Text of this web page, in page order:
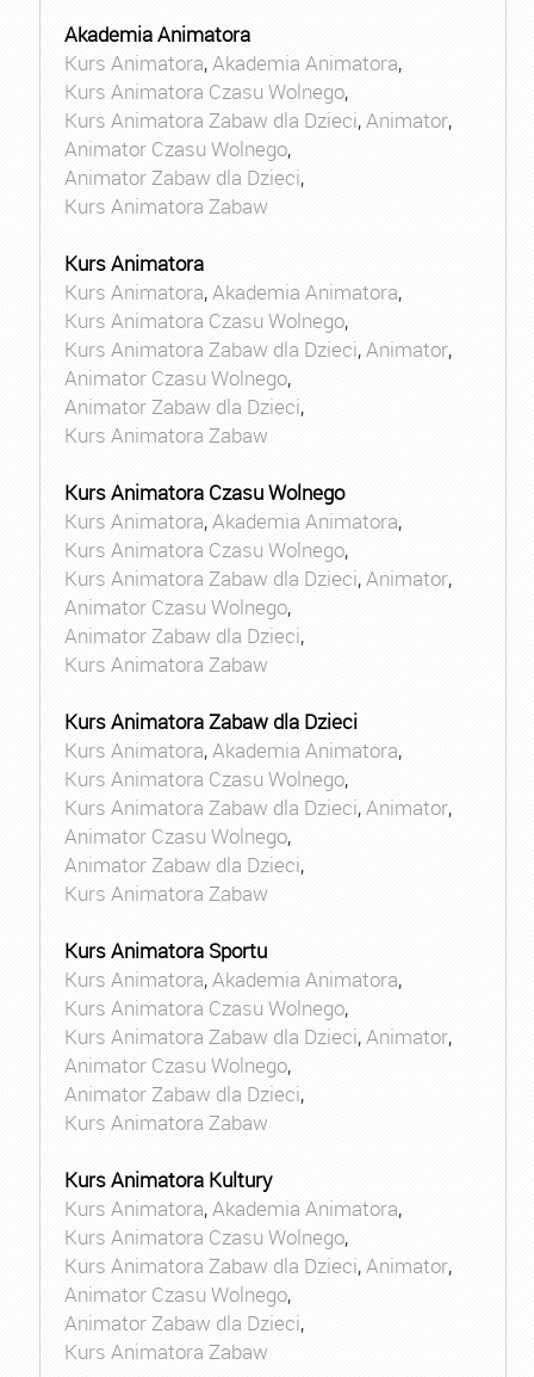
Akademia Animatora
Kurs Animatora,Akademia Animatora,
Kurs Animatora Czasu Wolnego,
Kurs Animatora Zabaw dla Dzieci,Animator,
Animator Czasu Wolnego,
Animator Zabaw dla Dzieci,
Kurs Animatora Zabaw
Kurs Animatora
Kurs Animatora,Akademia Animatora,
Kurs Animatora Czasu Wolnego,
Kurs Animatora Zabaw dla Dzieci,Animator,
Animator Czasu Wolnego,
Animator Zabaw dla Dzieci,
Kurs Animatora Zabaw
Kurs Animatora Czasu Wolnego
Kurs Animatora,Akademia Animatora,
Kurs Animatora Czasu Wolnego,
Kurs Animatora Zabaw dla Dzieci,Animator,
Animator Czasu Wolnego,
Animator Zabaw dla Dzieci,
Kurs Animatora Zabaw
Kurs Animatora Zabaw dla Dzieci
Kurs Animatora,Akademia Animatora,
Kurs Animatora Czasu Wolnego,
Kurs Animatora Zabaw dla Dzieci,Animator,
Animator Czasu Wolnego,
Animator Zabaw dla Dzieci,
Kurs Animatora Zabaw
Kurs Animatora Sportu
Kurs Animatora,Akademia Animatora,
Kurs Animatora Czasu Wolnego,
Kurs Animatora Zabaw dla Dzieci,Animator,
Animator Czasu Wolnego,
Animator Zabaw dla Dzieci,
Kurs Animatora Zabaw
Kurs Animatora Kultury
Kurs Animatora,Akademia Animatora,
Kurs Animatora Czasu Wolnego,
Kurs Animatora Zabaw dla Dzieci,Animator,
Animator Czasu Wolnego,
Animator Zabaw dla Dzieci,
Kurs Animatora Zabaw